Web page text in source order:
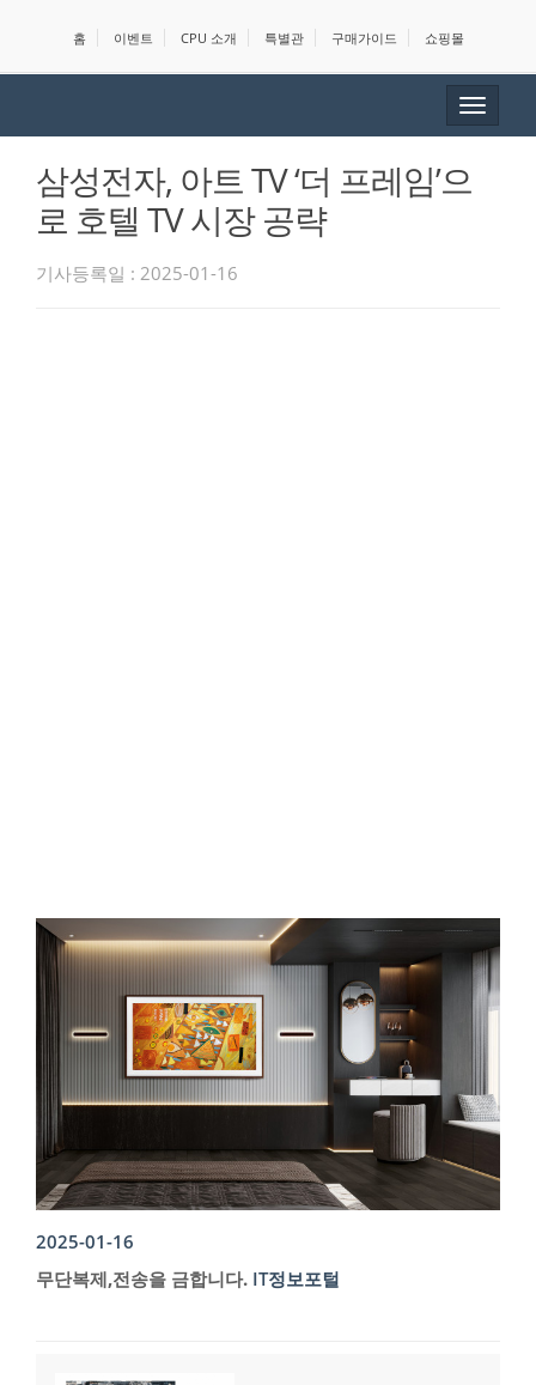
홈 이벤트 CPU 소개 특별관 구매가이드 쇼핑몰
Toggle
삼성전자, 아트 TV ‘더 프레임’으
로 호텔 TV 시장 공략
기사등록일 : 2025-01-16
2025-01-16
무단복제,전송을 금합니다. IT정보포털